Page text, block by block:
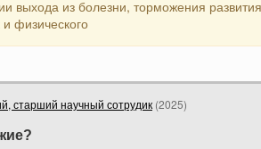
выхода из болезни, торможения
и физического
старший научный сотрудик (2025)